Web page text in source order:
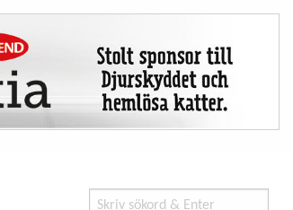
Search